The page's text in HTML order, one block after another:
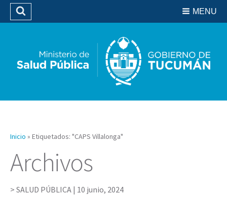
Biblioteca
MENU
Buscar
Inicio » Etiquetados: "CAPS Villalonga"
Archivos
SALUD PÚBLICA | 10 junio, 2024